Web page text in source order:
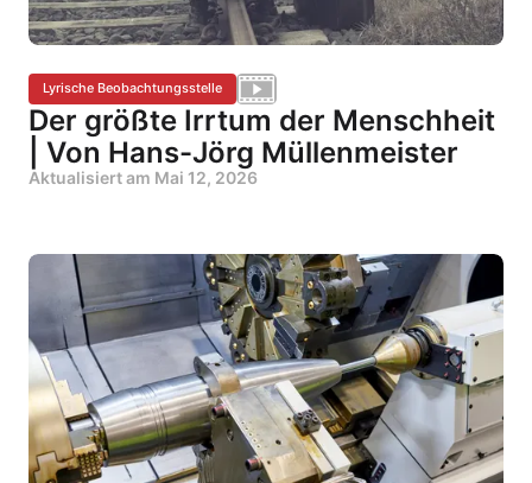
Lyrische Beobachtungsstelle
Der größte Irrtum der Menschheit
| Von Hans-Jörg Müllenmeister
Aktualisiert am Mai 12, 2026